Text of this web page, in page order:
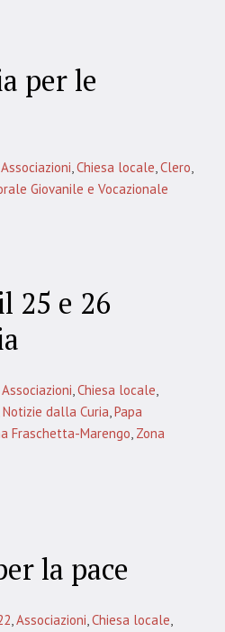
per le
Associazioni,Chiesa locale,Clero,
Giovanile e Vocazionale
25 e 26
Associazioni,Chiesa locale,
Notizie dalla Curia,Papa
Fraschetta-Marengo, Zona
la pace
,Associazioni,Chiesa locale,